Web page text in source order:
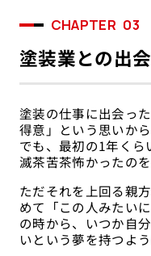
CHAPTER 03
塗装業との出
塗装の仕事に出会っ
得意」という思いか
でも、最初の1年くら
滅茶苦茶怖かったの
ただそれを上回る親
めて「この人みたい
の時から、いつか自
いという夢を持つよ